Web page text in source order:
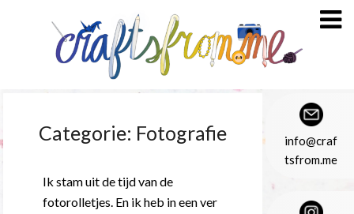
Doorgaan
info@craf
tsfrom.me
Categorie: Fotografie
Ik stam uit de tijd van de
fotorolletjes. En ik heb in een ver